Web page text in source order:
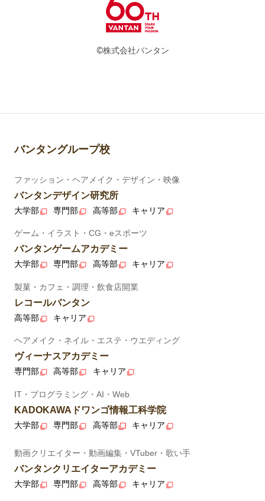
©株式会社バンタン
バンタングループ校
ファッション・ヘアメイク・デザイン・映像
バンタンデザイン研究所
大学部 専門部 高等部 キャリア
ゲーム・イラスト・CG・eスポーツ
バンタンゲームアカデミー
大学部 専門部 高等部 キャリア
製菓・カフェ・調理・飲食店開業
レコールバンタン
高等部 キャリア
ヘアメイク・ネイル・エステ・ウエディング
ヴィーナスアカデミー
専門部 高等部 キャリア
IT・プログラミング・AI・Web
KADOKAWAドワンゴ情報工科学院
大学部 専門部 高等部 キャリア
動画クリエイター・動画編集・VTuber・歌い手
バンタンクリエイターアカデミー
大学部 専門部 高等部 キャリア